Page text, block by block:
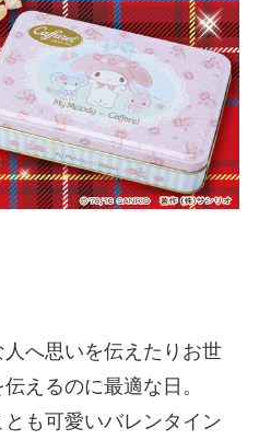
へ思いを伝えたりお世
えるのに最適な日。
も可愛いバレンタイン